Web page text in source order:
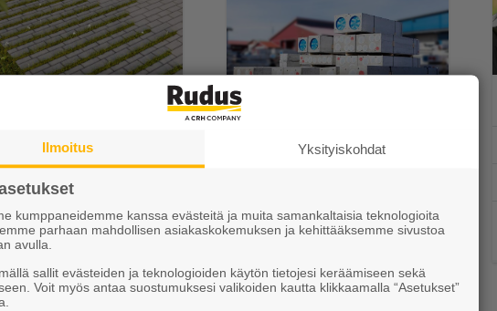
ja tilaukset
ja
Elpo-hormi
Ammattimyynti
Suunnittelu
Työmaapalvelut
Ilmoitus Yksityiskohdat
kumppaneidemme kanssa evästeitä ja muita samankaltaisia teknologioita
parhaan mahdollisen asiakaskokemuksen ja kehittääksemme sivustoa
avulla.
sallit evästeiden ja teknologioiden käytön tietojesi keräämiseen sekä
Voit myös antaa suostumuksesi valikoiden kautta klikkaamalla “Asetukset”